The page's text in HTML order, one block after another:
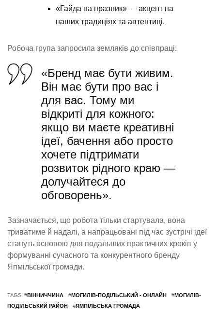
«Гайда на празник» — акцент на
наших традиціях та автентиці.
Робоча група запросила земляків до співпраці:
«Бренд має бути живим.
Він має бути про вас і
для вас. Тому ми
відкриті для кожного:
якщо ви маєте креативні
ідеї, бачення або просто
хочете підтримати
розвиток рідного краю —
долучайтеся до
обговорень».
Зазначається, що робота тільки стартувала, вона
триватиме й надалі, а напрацьовані під час зустрічі ідеї
стануть основою для подальших практичних кроків у
формуванні сучасного та конкурентного бренду
Япмільської громади.
TAGS: #ВІННИЧЧИНА #МОГИЛІВ-ПОДІЛЬСЬКИЙ - ОНЛАЙН #МОГИЛІВ-
ПОДІЛЬСЬКИЙ РАЙОН
#ЯМПІЛЬСЬКА ГРОМАДА